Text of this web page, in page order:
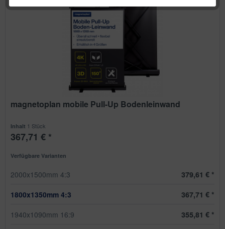
magnetoplan mobile Pull-Up Bodenleinwand
Inhalt 1 Stück
367,71 € *
Verfügbare Varianten
2000x1500mm 4:3
379,61 € *
1800x1350mm 4:3
367,71 € *
1940x1090mm 16:9
355,81 € *